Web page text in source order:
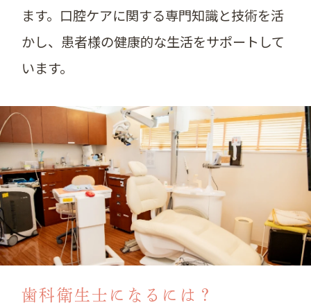
ます。口腔ケアに関する専門知識と技術を活
かし、患者様の健康的な生活をサポートして
います。
歯科衛生士になるには？